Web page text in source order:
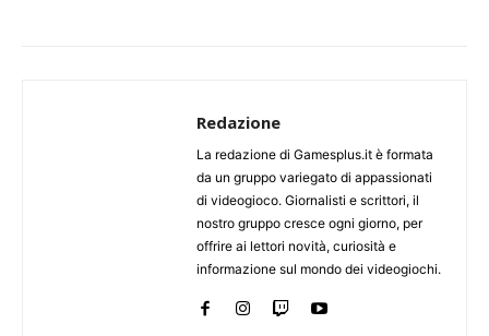
Redazione
La redazione di Gamesplus.it è formata
da un gruppo variegato di appassionati
di videogioco. Giornalisti e scrittori, il
nostro gruppo cresce ogni giorno, per
offrire ai lettori novità, curiosità e
informazione sul mondo dei videogiochi.